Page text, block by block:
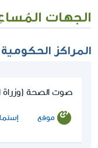
الجهات
المراكز الحكومية
صوت الصحة (وزراة
موقع